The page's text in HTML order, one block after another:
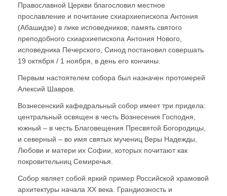
Православной Церкви благословил местное
прославление и почитание схиархиепископа Антония
(Абашидзе) в лике исповедников; память святого
преподобного схиархиепископа Антония Нового,
исповедника Печерского, Синод постановил совершать
19 октября / 1 ноября, в день его кончины.
Первым настоятелем собора был назначен протоиерей
Алексий Шавров.
Вознесенский кафедральный собор имеет три придела:
центральный освящен в честь Вознесения Господня,
южный – в честь Благовещения Пресвятой Богородицы,
и северный – во имя святых мучениц Веры Надежды,
Любови и матери их Софии, которых почитают как
покровительниц Семиречья.
Собор являет собой яркий пример Российской храмовой
архитектуры начала ХХ века. Грандиозность и